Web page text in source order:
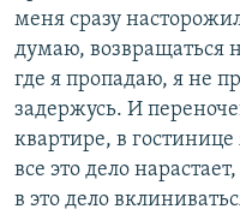
меня сразу
думаю, возвращаться
где я пропадаю, я не
задержусь. И
квартире, в
все это дело
в это дело